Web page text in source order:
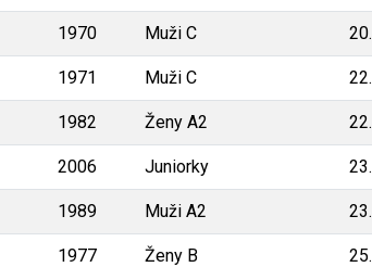
1970 Muži C 20.
1971 Muži C 22.
1982 Ženy A2 22.
2006 Juniorky 23.
1989 Muži A2 23.
1977 Ženy B 25.